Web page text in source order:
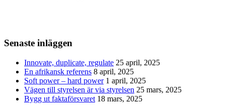
Senaste inläggen
Innovate, duplicate, regulate 25 april, 2025
En afrikansk referens 8 april, 2025
Soft power – hard power 1 april, 2025
Vägen till styrelsen är via styrelsen 25 mars, 2025
Bygg ut faktaförsvaret 18 mars, 2025